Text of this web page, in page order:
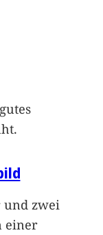
und zwei
einer